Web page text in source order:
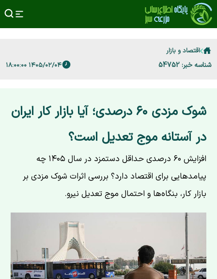
اقتصاد و بازار
شناسه خبر: 54752 ۱۴۰۵/۰۲/۰۴ ۱۸:۰۰:۰۰
شوک مزدی ۶۰ درصدی؛ آیا بازار کار ایران
در آستانه موج تعدیل است؟
افزایش ۶۰ درصدی حداقل دستمزد در سال ۱۴۰۵ چه
پیامدهایی برای اقتصاد دارد؟ بررسی اثرات شوک مزدی بر
بازار کار، بنگاه‌ها و احتمال موج تعدیل نیرو.